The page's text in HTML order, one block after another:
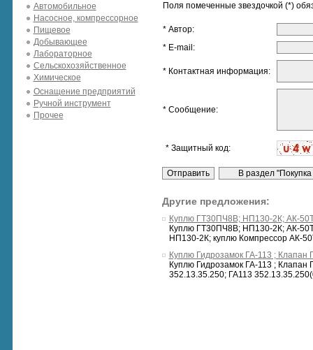
Автомобильное
Насосное, компрессорное
Пищевое
Добывающее
Лабораторное
Сельскохозяйственное
Химическое
Оснащение предприятий
Ручной инструмент
Прочее
Поля помеченные звездочкой (*)
* Автор:
* E-mail:
* Контактная информация:
* Сообщение:
* Защитный код:
Другие предложения:
Куплю ГТ30ПЧ8В; НП130-2К; АК-
Куплю ГТ30ПЧ8В; НП130-2К; АК-
НП130-2К; куплю Компрессор АК-
Куплю Гидрозамок ГА-113 ; Клапан
Куплю Гидрозамок ГА-113 ;
352.13.35.250; ГА113